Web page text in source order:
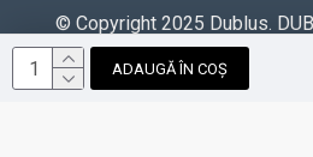
ADAUGĂ ÎN COȘ
© Copyright 2025 Dublus.
RO42366598, J40/3362/
Paun Bogdan